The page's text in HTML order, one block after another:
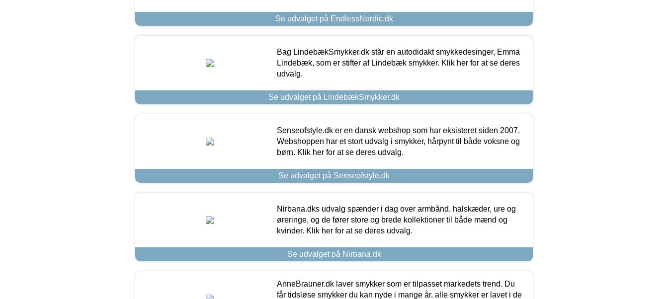
Se udvalget på EndlessNordic.dk
Bag LindebækSmykker.dk står en autodidakt smykkedesinger, Emma
Lindebæk, som er stifter af Lindebæk smykker. Klik her for at se deres
udvalg.
Se udvalget på LindebækSmykker.dk
Senseofstyle.dk er en dansk webshop som har eksisteret siden 2007.
Webshoppen har et stort udvalg i smykker, hårpynt til både voksne og
børn. Klik her for at se deres udvalg.
Se udvalget på Senseofstyle.dk
Nirbana.dks udvalg spænder i dag over armbånd, halskæder, ure og
øreringe, og de fører store og brede kollektioner til både mænd og
kvinder. Klik her for at se deres udvalg.
Se udvalget på Nirbana.dk
AnneBrauner.dk laver smykker som er tilpasset markedets trend. Du
får tidsløse smykker du kan nyde i mange år, alle smykker er lavet i de